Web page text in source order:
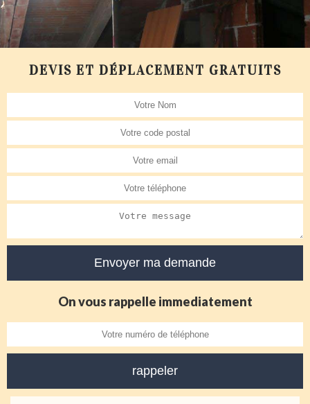
DEVIS ET DÉPLACEMENT GRATUITS
On vous rappelle immediatement